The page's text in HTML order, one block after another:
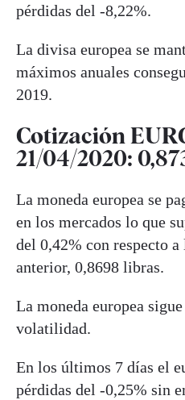
pérdidas del -8,22%.
La divisa europea se
máximos anuales
2019.
Cotización
21/04/2020:
La moneda europea se
en los mercados lo que
del 0,42% con respecto
anterior, 0,8698 libras.
La moneda europea
volatilidad.
En los últimos 7 días el
pérdidas del -0,25% sin